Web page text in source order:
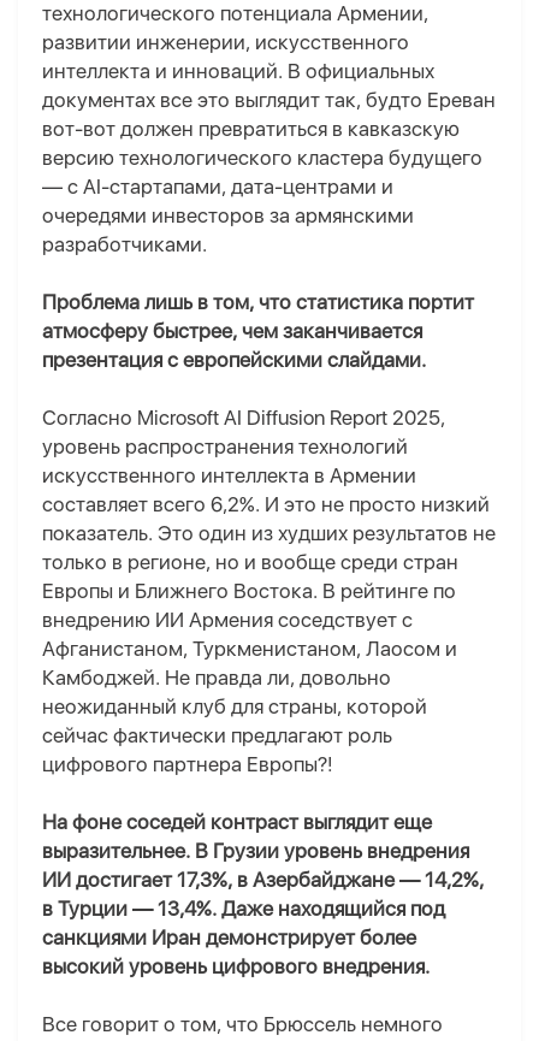
технологического потенциала Армении,
развитии инженерии, искусственного
интеллекта и инноваций. В официальных
документах все это выглядит так, будто Ереван
вот-вот должен превратиться в кавказскую
версию технологического кластера будущего
— с AI-стартапами, дата-центрами и
очередями инвесторов за армянскими
разработчиками.
Проблема лишь в том, что статистика портит
атмосферу быстрее, чем заканчивается
презентация с европейскими слайдами.
Согласно Microsoft AI Diffusion Report 2025,
уровень распространения технологий
искусственного интеллекта в Армении
составляет всего 6,2%. И это не просто низкий
показатель. Это один из худших результатов не
только в регионе, но и вообще среди стран
Европы и Ближнего Востока. В рейтинге по
внедрению ИИ Армения соседствует с
Афганистаном, Туркменистаном, Лаосом и
Камбоджей. Не правда ли, довольно
неожиданный клуб для страны, которой
сейчас фактически предлагают роль
цифрового партнера Европы?!
На фоне соседей контраст выглядит еще
выразительнее. В Грузии уровень внедрения
ИИ достигает 17,3%, в Азербайджане — 14,2%,
в Турции — 13,4%. Даже находящийся под
санкциями Иран демонстрирует более
высокий уровень цифрового внедрения.
Все говорит о том, что Брюссель немного